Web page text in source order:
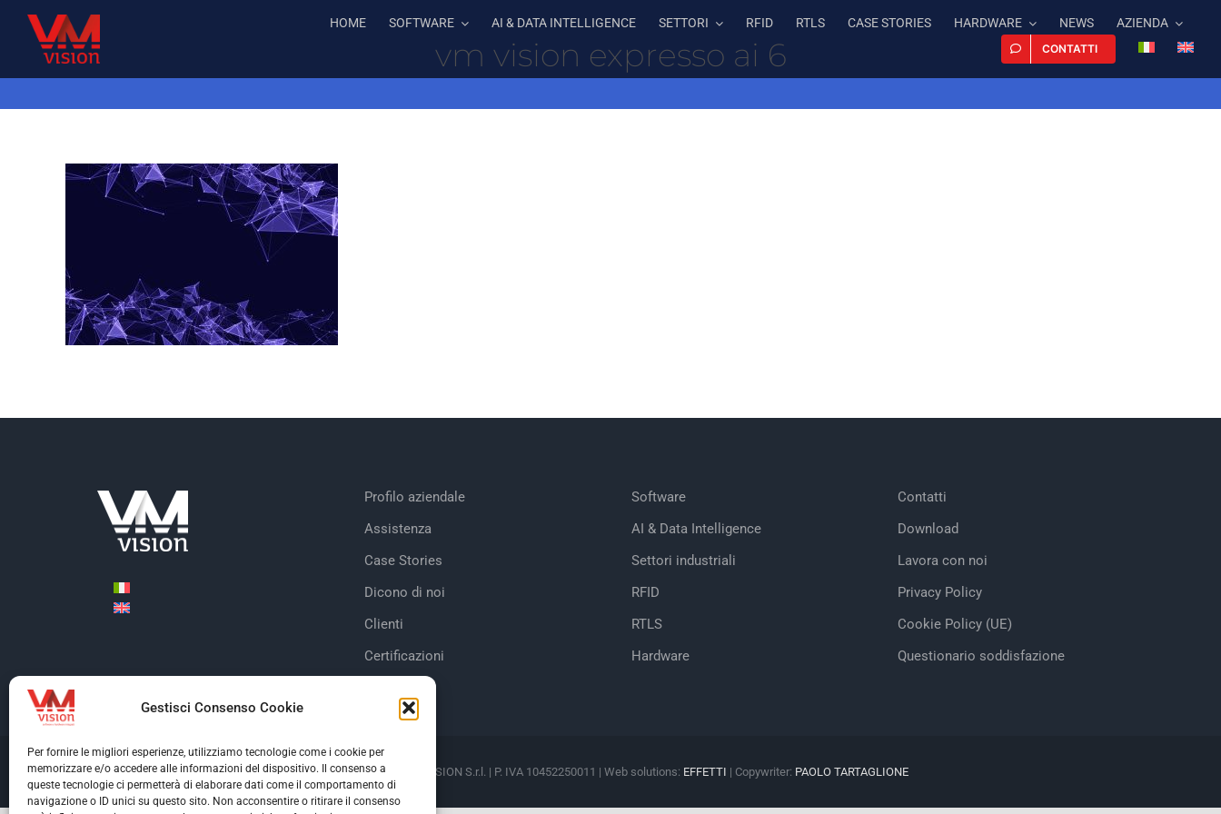
Gestisci Consenso Cookie
Per fornire le migliori esperienze, utilizziamo tecnologie come i cookie per
memorizzare e/o accedere alle informazioni del dispositivo. Il consenso a
queste tecnologie ci permetterà di elaborare dati come il comportamento di
navigazione o ID unici su questo sito. Non acconsentire o ritirare il consenso
contenuto
HOME SOFTWARE AI & DATA INTELLIGENCE SETTORI RFID RTLS CASE STORIES HARDWARE NEWS AZIENDA
CONTATTI
vm vision expresso ai 6
Profilo aziendale
Assistenza
Case Stories
Dicono di noi
Clienti
Certificazioni
Software
AI & Data Intelligence
Settori industriali
RFID
RTLS
Hardware
Contatti
Download
Lavora con noi
Privacy Policy
Cookie Policy (UE)
Questionario soddisfazione
© Copyright 2026 VM VISION S.r.l. | P. IVA 10452250011 | Web solutions: EFFETTI | Copywriter: PAOLO TARTAGLIONE